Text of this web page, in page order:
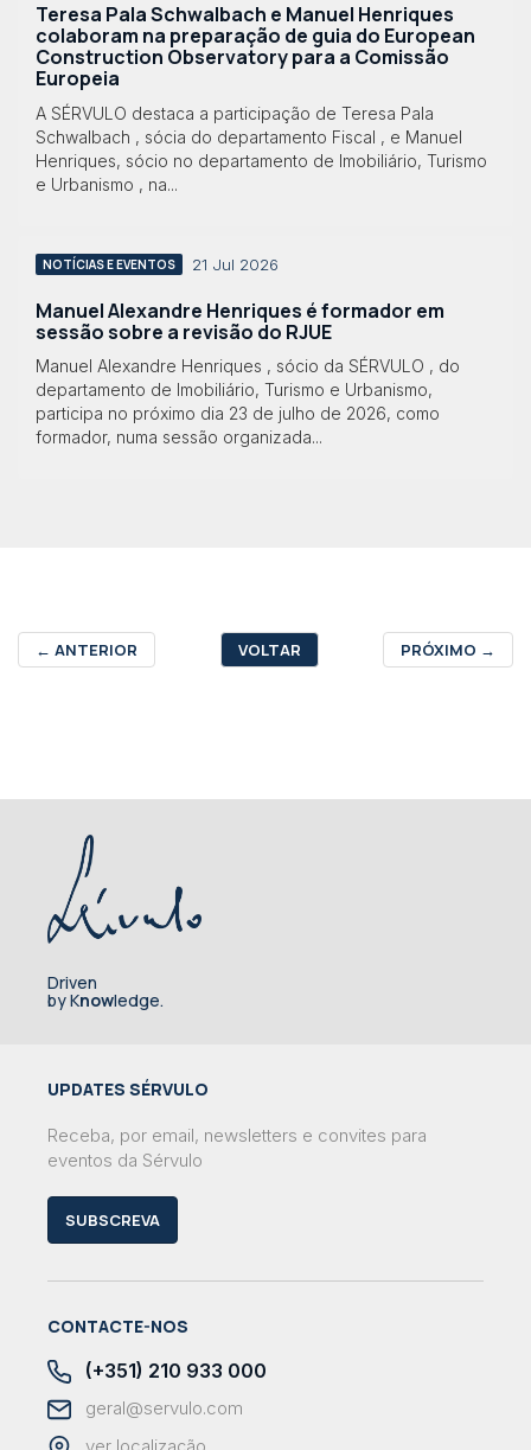
Teresa Pala Schwalbach e Manuel Henriques
colaboram na preparação de guia do European
Construction Observatory para a Comissão
Europeia
A SÉRVULO destaca a participação de Teresa Pala
Schwalbach , sócia do departamento Fiscal , e Manuel
Henriques, sócio no departamento de Imobiliário, Turismo
e Urbanismo , na...
NOTÍCIAS E EVENTOS 21 Jul 2026
Manuel Alexandre Henriques é formador em
sessão sobre a revisão do RJUE
Manuel Alexandre Henriques , sócio da SÉRVULO , do
departamento de Imobiliário, Turismo e Urbanismo,
participa no próximo dia 23 de julho de 2026, como
formador, numa sessão organizada...
← ANTERIOR VOLTAR PRÓXIMO →
Driven
by Knowledge.
UPDATES SÉRVULO
Receba, por email, newsletters e convites para
eventos da Sérvulo
SUBSCREVA
CONTACTE-NOS
(+351) 210 933 000
geral@servulo.com